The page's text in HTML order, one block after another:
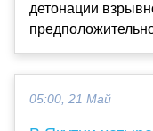
детонации
05:00, 21 Май